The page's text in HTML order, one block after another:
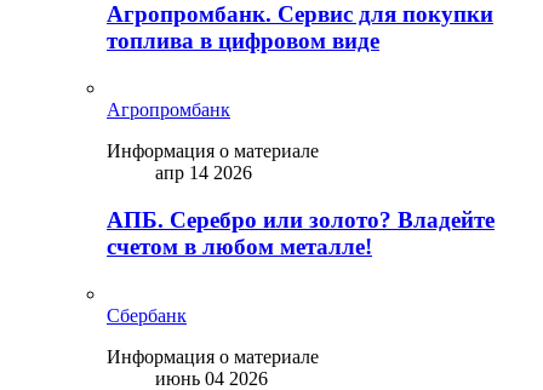
Агропромбанк. Сервис для покупки
топлива в цифровом виде
Агропромбанк
Информация о материале
апр 14 2026
АПБ. Серебро или золото? Владейте
счетом в любом металле!
Сбербанк
Информация о материале
июнь 04 2026